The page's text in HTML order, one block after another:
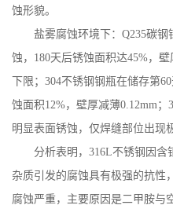
蚀形貌。
盐雾腐蚀环境下： Q235碳钢
蚀， 180天后锈蚀面积达45%，
下限； 304不锈钢钢瓶在储存第60
蚀面积12%，壁厚减薄0.12mm；
明显表面锈蚀，仅焊缝部位出现
分析表明， 316L不锈钢因含
杂质引发的腐蚀具有极强的抗性
腐蚀严重，主要原因是二甲胺与